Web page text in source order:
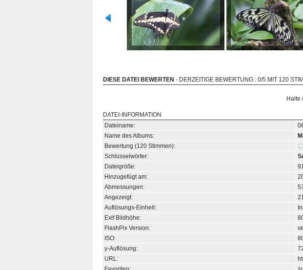
DIESE DATEI BEWERTEN - DERZEITIGE BEWERTUNG : 0/5 MIT 120
Halte
DATEI-INFORMATION
Dateiname:
Name des Albums:
Bewertung (120 Stimmen):
Schlüsselwörter:
Dateigröße:
Hinzugefügt am:
Abmessungen:
Angezeigt:
Auflösungs-Einheit:
Exif Bildhöhe:
FlashPix Version:
ISO:
y-Auflösung:
URL: